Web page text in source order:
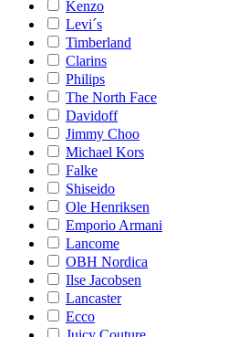
Kenzo
Levi´s
Timberland
Clarins
Philips
The North Face
Davidoff
Jimmy Choo
Michael Kors
Falke
Shiseido
Ole Henriksen
Emporio Armani
Lancome
OBH Nordica
Ilse Jacobsen
Lancaster
Ecco